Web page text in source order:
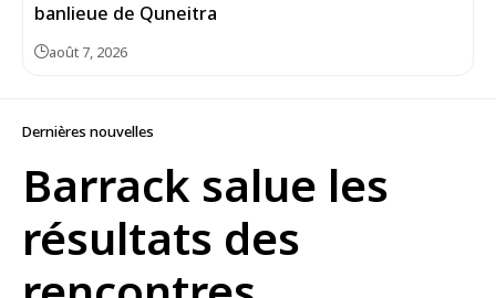
banlieue de Quneitra
août 7, 2026
Dernières nouvelles
Barrack salue les
résultats des